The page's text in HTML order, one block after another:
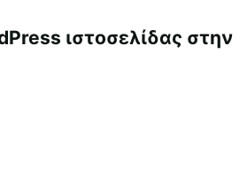
ιστοσελίδας στην